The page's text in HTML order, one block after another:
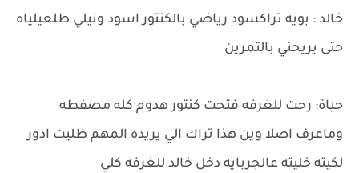
خالد : بويه تراكسود رياضي بالكنتور اسود ونيلي طلعيلياه
حتى يريحني بالتمرين
حياة: رحت للغرفه فتحت كنتور هدوم كله مصفطه
وماعرف اصلا وين هذا تراك الي يريده المهم ظليت ادور
لكيته خليته عالجربايه دخل خالد للغرفه كلي